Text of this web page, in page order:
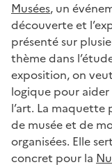
Musées, un
découverte et
présenté sur
thème dans
exposition, on
logique pour
l’art. La
de musée et de
organisées. Elle
concret pour la